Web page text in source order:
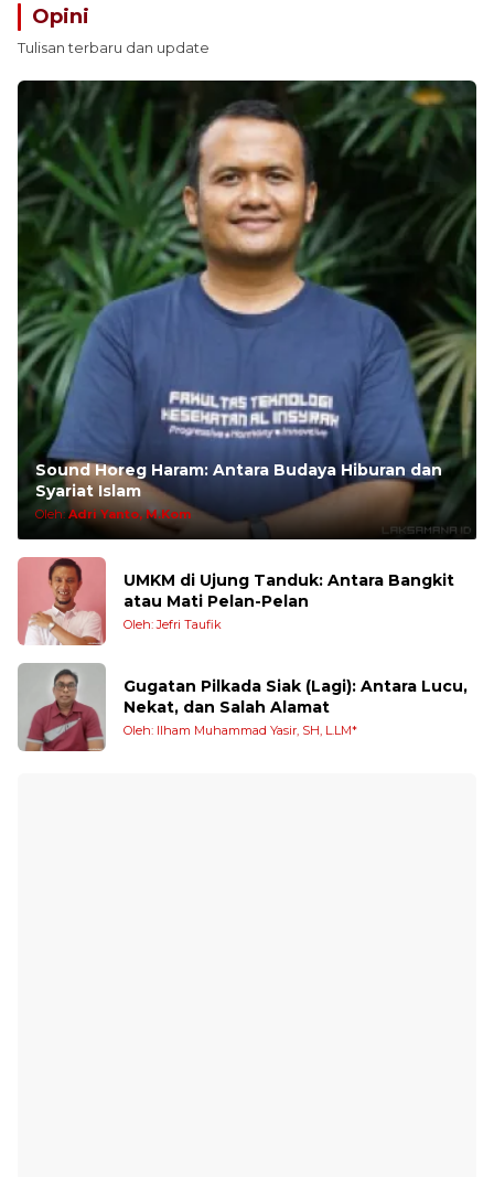
Opini
Tulisan terbaru dan update
Sound Horeg Haram: Antara Budaya Hiburan dan
Syariat Islam
Oleh:Adri Yanto, M.Kom
UMKM di Ujung Tanduk: Antara Bangkit
atau Mati Pelan-Pelan
Oleh: Jefri Taufik
Gugatan Pilkada Siak (Lagi): Antara Lucu,
Nekat, dan Salah Alamat
Oleh: Ilham Muhammad Yasir, SH, L.LM*